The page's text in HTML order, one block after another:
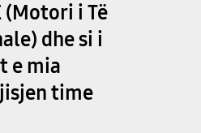
(Motori i Të
dhe si i
e mia
time